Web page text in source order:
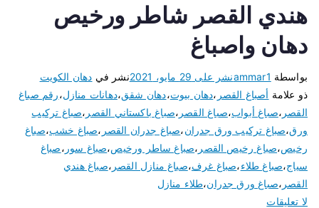
هندي القصر شاطر ورخيص
دهان واصباغ
بواسطة ammar1نشر على 29 مايو، 2021 نشر في دهان الكويت
ذو علامة أصباغ القصر ،دهان بيوت،دهان شقق،دهانات منازل،رقم صباغ
القصر ،صباغ أبواب،صباغ القصر ،صباغ باكستاني القصر ،صباغ تركيب
ورق،صباغ تركيب ورق جدران،صباغ جدران القصر ،صباغ خشب،صباغ
رخيص،صباغ رخيص القصر ،صباغ ساطر ورخيص،صباغ سور ،صباغ
سياج،صباغ طلاء،صباغ غرف،صباغ منازل القصر ،صباغ هندي
القصر ،صباغ ورق جدران،طلاء منازل
لا تعليقات